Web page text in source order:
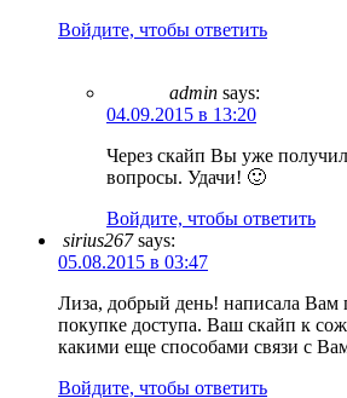
Войдите, чтобы ответить
admin says:
04.09.2015 в 13:20
Через скайп Вы уже
вопросы. Удачи! 🙂
Войдите, чтобы ответить
sirius267 says:
05.08.2015 в 03:47
Лиза, добрый день! написала Вам
покупке доступа. Ваш скайп к
какими еще способами связи с
Войдите, чтобы ответить